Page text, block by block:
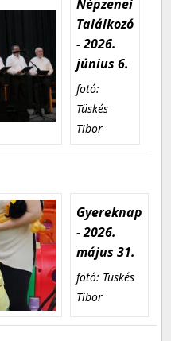
Népzenei
Találkozó
- 2026.
június 6.
fotó:
Tüskés
Tibor
Gyereknap
- 2026.
május 31.
fotó: Tüskés
Tibor